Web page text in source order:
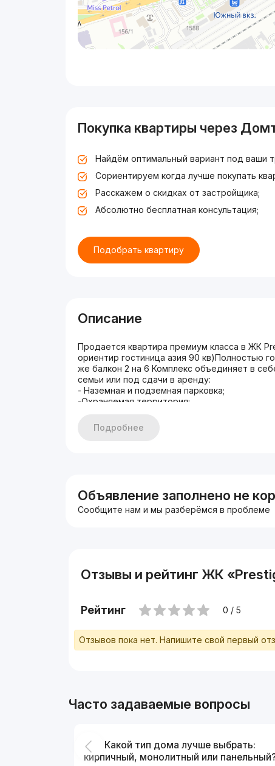
Покупка квартиры через
Найдём оптимальный вариант под ваши
Сориентируем когда лучше покупать
Расскажем о скидках от застройщика;
Абсолютно бесплатная консультация;
Подобрать квартиру
Описание
Продается квартира премиум класса в ЖК
ориентир гостиница азия 90 кв)Полностью
же балкон 2 на 6 Комплекс объединяет в
семьи или под сдачи в аренду:
- Наземная и подземная парковка;
-Охраняемая территория;
-Круглосуточная охрана
-Двор без машин на 4 этаже
Подробнее
Объявление заполнено не
Сообщите нам и мы разберёмся в проблеме
Отзывы и рейтинг ЖК
Рейтинг 0 / 5
Отзывов пока нет. Напишите свой первый
Часто задаваемые вопросы
Какой тип дома лучше выбрать:
кирпичный, монолитный или